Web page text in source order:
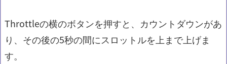
Throttleの横のボタンを押すと、カウントダウンがあ
り、その後の5秒の間にスロットルを上まで上げま
す。